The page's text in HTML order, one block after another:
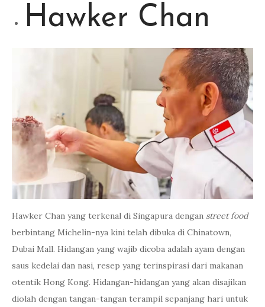
Hawker Chan
Hawker Chan yang terkenal di Singapura dengan street food
berbintang Michelin-nya kini telah dibuka di Chinatown,
Dubai Mall. Hidangan yang wajib dicoba adalah ayam dengan
saus kedelai dan nasi, resep yang terinspirasi dari makanan
otentik Hong Kong. Hidangan-hidangan yang akan disajikan
diolah dengan tangan-tangan terampil sepanjang hari untuk